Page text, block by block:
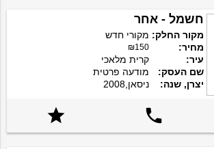
חשמל - אחר
מקור החלק: מקורי חדש
מחיר:
₪150
עיר:
קרית מלאכי
שם העסק:
מודעה פרטית
יצרן, שנה:
ניסאן,2008

